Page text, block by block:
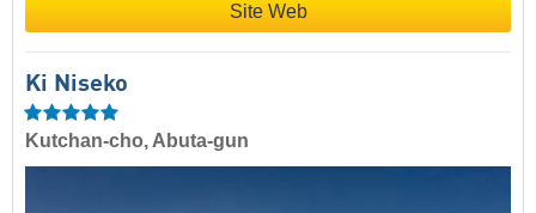
Site Web
Ki Niseko
Kutchan-cho, Abuta-gun